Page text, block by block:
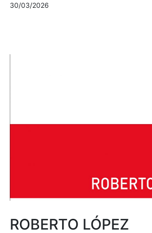
30/03/2026
ROBERTO LÓPEZ